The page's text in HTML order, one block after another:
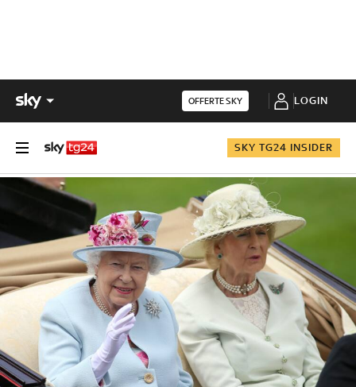
OFFERTE SKY LOGIN
SKY TG24 INSIDER